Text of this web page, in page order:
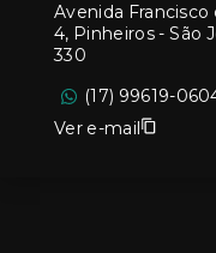
Avenida Francisco
4, Pinheiros - São
330
(17) 99619-
Ver e-mail